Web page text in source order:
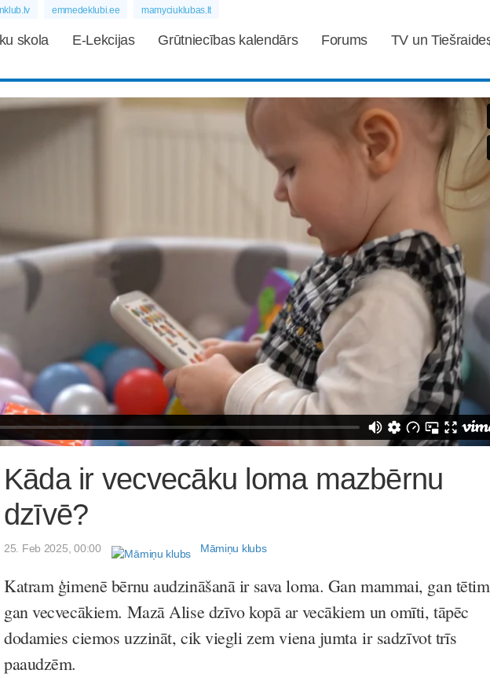
emmedeklubi.ee mamyciuklubas.lt
skola E-Lekcijas Grūtniecības kalendārs Forums TV un
Kāda ir vecvecāku loma mazbērnu
dzīvē?
25. Feb 2025, 00:00 Māmiņu klubs
Katram ģimenē bērnu audzināšanā ir sava loma. Gan mammai, gan
gan vecvecākiem. Mazā Alise dzīvo kopā ar vecākiem un omīti, tāpēc
dodamies ciemos uzzināt, cik viegli zem viena jumta ir sadzīvot trīs
paaudzēm.